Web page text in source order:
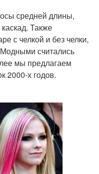
средней длины,
Также
с челкой и без челки,
считались
мы предлагаем
2000-х годов.